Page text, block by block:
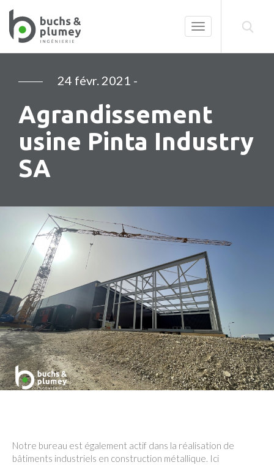
Toggle
navigation
24 févr. 2021 -
Agrandissement
usine Pinta Industry
SA
Notre bureau est également actif dans la réalisation de
bâtiments industriels en construction métallique. Ici